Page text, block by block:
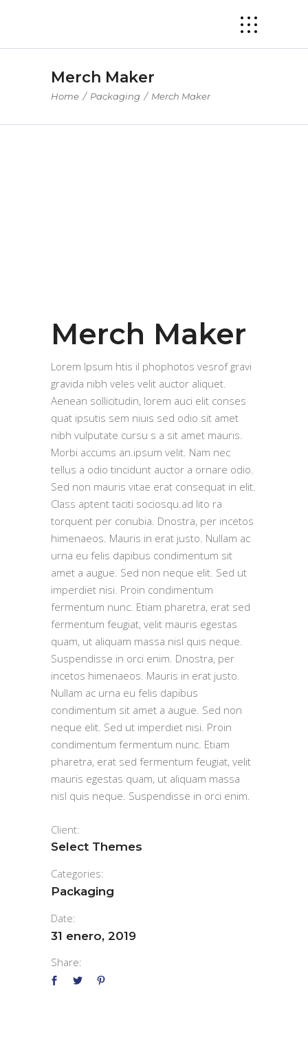
Merch Maker
Home / Packaging / Merch Maker
Client:
Select Themes
Categories:
Packaging
Date:
31 enero, 2019
Share:
Merch Maker
Lorem Ipsum htis il phophotos vesrof gravi
gravida nibh veles velit auctor aliquet.
Aenean sollicitudin, lorem auci elit conses
quat ipsutis sem niuis sed odio sit amet
nibh vulputate cursu s a sit amet mauris.
Morbi accums an.ipsum velit. Nam nec
tellus a odio tincidunt auctor a ornare odio.
Sed non mauris vitae erat consequat in elit.
Class aptent taciti sociosqu.ad lito ra
torquent per conubia. Dnostra, per incetos
himenaeos. Mauris in erat justo. Nullam ac
urna eu felis dapibus condimentum sit
amet a augue. Sed non neque elit. Sed ut
imperdiet nisi. Proin condimentum
fermentum nunc. Etiam pharetra, erat sed
fermentum feugiat, velit mauris egestas
quam, ut aliquam massa nisl quis neque.
Suspendisse in orci enim. Dnostra, per
incetos himenaeos. Mauris in erat justo.
Nullam ac urna eu felis dapibus
condimentum sit amet a augue. Sed non
neque elit. Sed ut imperdiet nisi. Proin
condimentum fermentum nunc. Etiam
pharetra, erat sed fermentum feugiat, velit
mauris egestas quam, ut aliquam massa
nisl quis neque. Suspendisse in orci enim.